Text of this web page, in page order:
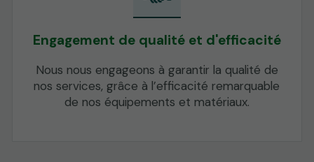
Engagement de qualité et d'efficacité
Nous nous engageons à garantir la qualité de
nos services, grâce à l’efficacité remarquable
de nos équipements et matériaux.